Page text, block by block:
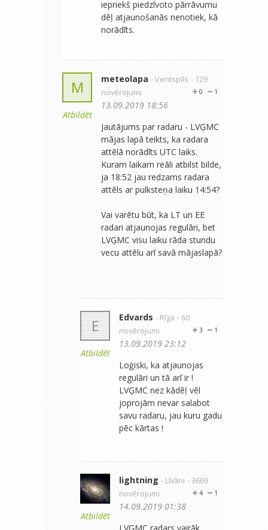
iepriekš piedzīvoto pārrāvumu
dēļ atjaunošanās nenotiek, kā
norādīts.
M
Atbildēt
meteolapa - Ventspils - 129
novērojumi
1
0
13.09.2019 18:56
Jautājums par radaru - LVĢMC
mājas lapā teikts, ka radara
attēlā norādīts UTC laiks.
Kuram laikam reāli atbilst bilde,
ja 18:52 jau redzams radara
attēls ar pulksteņa laiku 14:54?
Vai varētu būt, ka LT un EE
radari atjaunojas regulāri, bet
LVĢMC visu laiku rāda stundu
vecu attēlu arī savā mājaslapā?
E
Atbildēt
Edvards - Rīga - 60
novērojumi
1
3
13.09.2019 23:12
Loģiski, ka atjaunojas
regulāri un tā arī ir !
LVĢMC nez kādēļ vēl
joprojām nevar salabot
savu radaru, jau kuru gadu
pēc kārtas !
Atbildēt
lightning - Līvāni - 3669
novērojumi
1
4
14.09.2019 01:38